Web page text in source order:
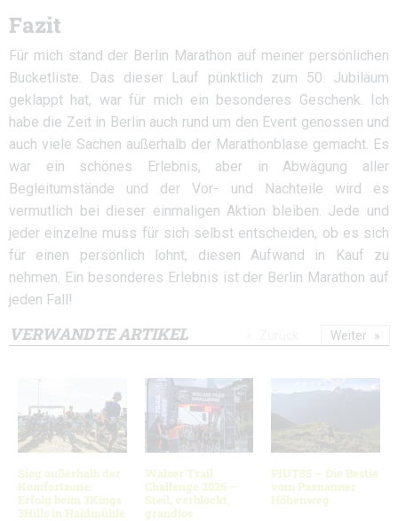
Fazit
Für mich stand der Berlin Marathon auf meiner persönlichen
Bucketliste. Das dieser Lauf pünktlich zum 50. Jubiläum
geklappt hat, war für mich ein besonderes Geschenk. Ich
habe die Zeit in Berlin auch rund um den Event genossen und
auch viele Sachen außerhalb der Marathonblase gemacht. Es
war ein schönes Erlebnis, aber in Abwägung aller
Begleitumstände und der Vor- und Nachteile wird es
vermutlich bei dieser einmaligen Aktion bleiben. Jede und
jeder einzelne muss für sich selbst entscheiden, ob es sich
für einen persönlich lohnt, diesen Aufwand in Kauf zu
nehmen. Ein besonderes Erlebnis ist der Berlin Marathon auf
jeden Fall!
VERWANDTE ARTIKEL
Sieg außerhalb der
Komfortzone:
Erfolg beim 3Kings
3Hills in Haidmühle
Walser Trail
Challenge 2026 –
Steil, verblockt,
grandios
PIUT85 – Die Bestie
vom Paznauner
Höhenweg
Weiter